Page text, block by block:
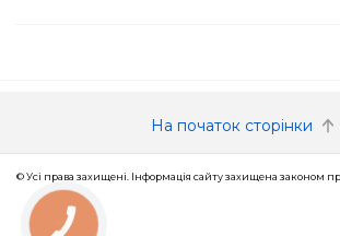
На початок сторінки
© Усі права захищені. Інформація сайту захищена законом
КНОПКА
ЗВ'ЯЗКУ